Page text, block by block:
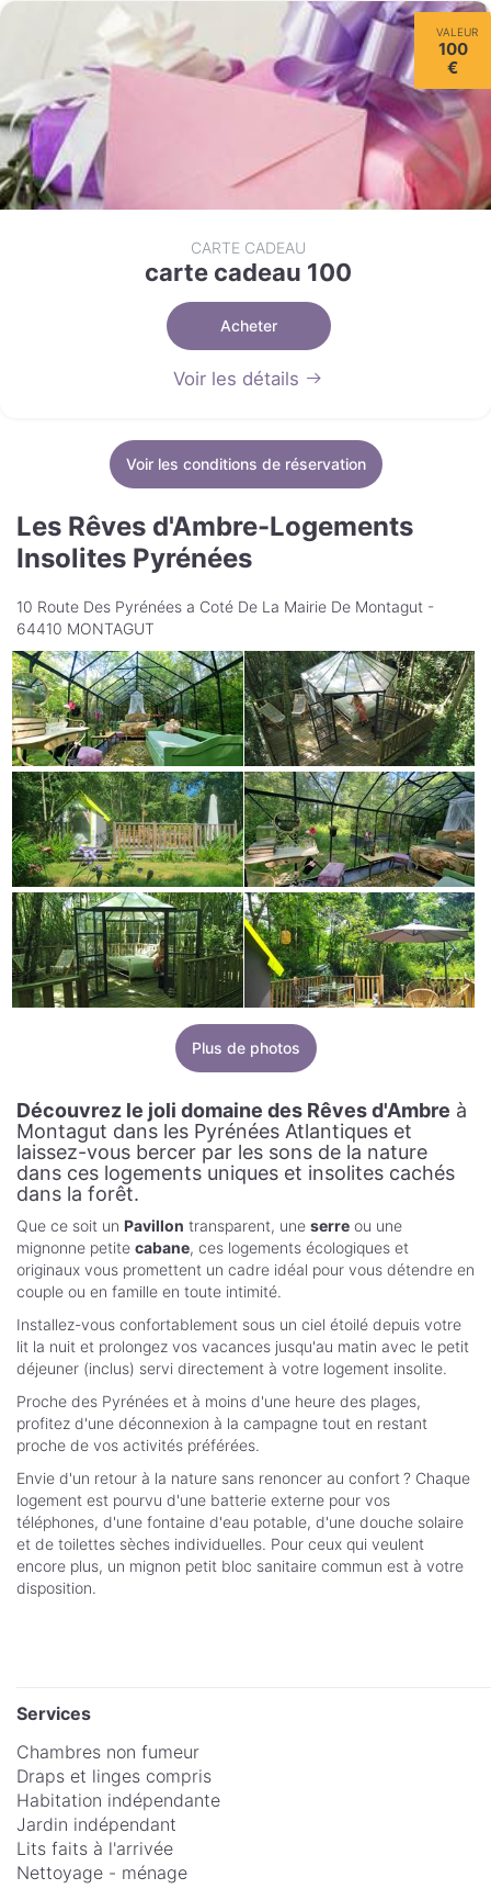
VALEUR
100
€
CARTE CADEAU
carte cadeau 100
Acheter
Voir les détails
Voir les conditions de réservation
Les Rêves d'Ambre-Logements
Insolites Pyrénées
10 Route Des Pyrénées a Coté De La Mairie De Montagut -
64410 MONTAGUT
Plus de photos
Découvrez le joli domaine des Rêves d'Ambre à
Montagut dans les Pyrénées Atlantiques et
laissez-vous bercer par les sons de la nature
dans ces logements uniques et insolites cachés
dans la forêt.
Que ce soit un Pavillon transparent, une serre ou une
mignonne petite cabane, ces logements écologiques et
originaux vous promettent un cadre idéal pour vous détendre en
couple ou en famille en toute intimité.
Installez-vous confortablement sous un ciel étoilé depuis votre
lit la nuit et prolongez vos vacances jusqu'au matin avec le petit
déjeuner (inclus) servi directement à votre logement insolite.
Proche des Pyrénées et à moins d'une heure des plages,
profitez d'une déconnexion à la campagne tout en restant
proche de vos activités préférées.
Envie d'un retour à la nature sans renoncer au confort ? Chaque
logement est pourvu d'une batterie externe pour vos
téléphones, d'une fontaine d'eau potable, d'une douche solaire
et de toilettes sèches individuelles. Pour ceux qui veulent
encore plus, un mignon petit bloc sanitaire commun est à votre
disposition.
Services
Chambres non fumeur
Draps et linges compris
Habitation indépendante
Jardin indépendant
Lits faits à l'arrivée
Nettoyage - ménage